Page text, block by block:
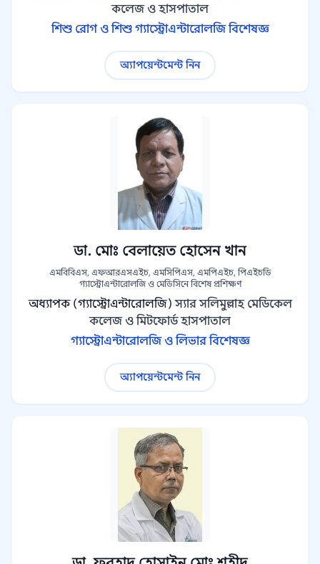
কলেজ ও হাসপাতাল
শিশু রোগ ও শিশু গ্যাস্ট্রোএন্টারোলজি বিশেষজ্ঞ
অ্যাপয়েন্টমেন্ট নিন
ডা. মোঃ বেলায়েত হোসেন খান
এমবিবিএস, এফআরএসএইচ, এমসিপিএস, এমপিএইচ, পিএইচডি
গ্যাস্ট্রোএন্টারোলজি ও মেডিসিনে বিশেষ প্রশিক্ষণ
অধ্যাপক (গ্যাস্ট্রোএন্টারোলজি) স্যার সলিমুল্লাহ মেডিকেল
কলেজ ও মিটফোর্ড হাসপাতাল
গ্যাস্ট্রোএন্টারোলজি ও লিভার বিশেষজ্ঞ
অ্যাপয়েন্টমেন্ট নিন